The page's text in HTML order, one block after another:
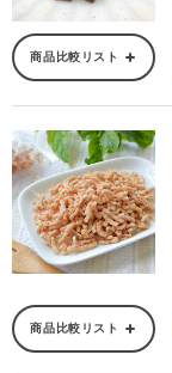
商品比較リスト
商品比較リスト